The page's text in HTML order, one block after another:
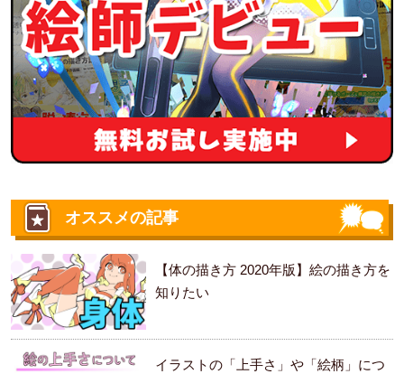
オススメの記事
【体の描き方 2020年版】絵の描き方を
知りたい
イラストの「上手さ」や「絵柄」につ